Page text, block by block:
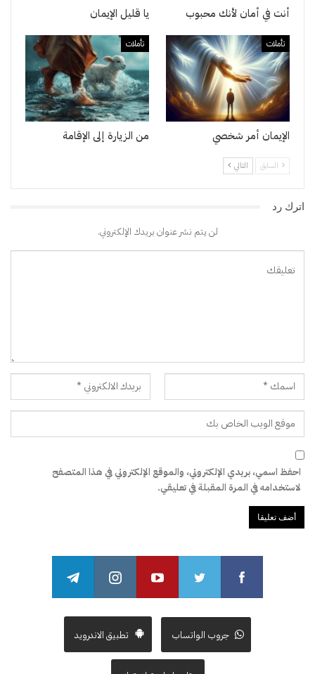
أنت في أمان لأنك محبوب يا قليل الإيمان
تأملات
الإيمان أمر شخصي
تأملات
من الزيارة إلى الإقامة
السابق التالي
اترك رد
لن يتم نشر عنوان بريدك الإلكتروني.
احفظ اسمي، بريدي الإلكتروني، والموقع الإلكتروني في هذا المتصفح
لاستخدامه في المرة المقبلة في تعليقي.
جروب الواتساب تطبيق الاندرويد